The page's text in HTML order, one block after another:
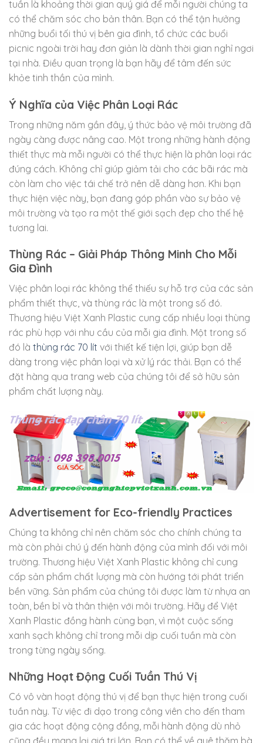
tuần là khoảng thời gian quý giá để mỗi người chúng ta
có thể chăm sóc cho bản thân. Bạn có thể tận hưởng
những buổi tối thú vị bên gia đình, tổ chức các buổi
picnic ngoài trời hay đơn giản là dành thời gian nghỉ ngơi
tại nhà. Điều quan trọng là bạn hãy để tâm đến sức
khỏe tinh thần của mình.
Ý Nghĩa của Việc Phân Loại Rác
Trong những năm gần đây, ý thức bảo vệ môi trường đã
ngày càng được nâng cao. Một trong những hành động
thiết thực mà mỗi người có thể thực hiện là phân loại rác
đúng cách. Không chỉ giúp giảm tải cho các bãi rác mà
còn làm cho việc tái chế trở nên dễ dàng hơn. Khi bạn
thực hiện việc này, bạn đang góp phần vào sự bảo vệ
môi trường và tạo ra một thế giới sạch đẹp cho thế hệ
tương lai.
Thùng Rác – Giải Pháp Thông Minh Cho Mỗi
Gia Đình
Việc phân loại rác không thể thiếu sự hỗ trợ của các sản
phẩm thiết thực, và thùng rác là một trong số đó.
Thương hiệu Việt Xanh Plastic cung cấp nhiều loại thùng
rác phù hợp với nhu cầu của mỗi gia đình. Một trong số
đó là thùng rác 70 lít với thiết kế tiện lợi, giúp bạn dễ
dàng trong việc phân loại và xử lý rác thải. Bạn có thể
đặt hàng qua trang web của chúng tôi để sở hữu sản
phẩm chất lượng này.
Advertisement for Eco-friendly Practices
Chúng ta không chỉ nên chăm sóc cho chính chúng ta
mà còn phải chú ý đến hành động của mình đối với môi
trường. Thương hiệu Việt Xanh Plastic không chỉ cung
cấp sản phẩm chất lượng mà còn hướng tới phát triển
bền vững. Sản phẩm của chúng tôi được làm từ nhựa an
toàn, bền bỉ và thân thiện với môi trường. Hãy để Việt
Xanh Plastic đồng hành cùng bạn, vì một cuộc sống
xanh sạch không chỉ trong mỗi dịp cuối tuần mà còn
trong từng ngày sống.
Những Hoạt Động Cuối Tuần Thú Vị
Có vô vàn hoạt động thú vị để bạn thực hiện trong cuối
tuần này. Từ việc đi dạo trong công viên cho đến tham
gia các hoạt động cộng đồng, mỗi hành động dù nhỏ
cũng đều mang lại giá trị lớn. Bạn có thể về quê thăm bà